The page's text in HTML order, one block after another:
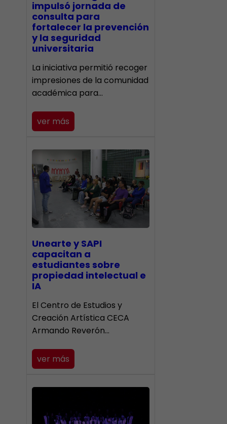
impulsó jornada de
consulta para
fortalecer la prevención
y la seguridad
universitaria
La iniciativa permitió recoger
impresiones de la comunidad
académica para…
ver más
Unearte y SAPI
capacitan a
estudiantes sobre
propiedad intelectual e
IA
El Centro de Estudios y
Creación Artística CECA
Armando Reverón…
ver más